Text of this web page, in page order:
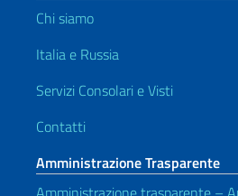
Chi siamo
Italia e Russia
Servizi Consolari e Visti
Contatti
Amministrazione Trasparente